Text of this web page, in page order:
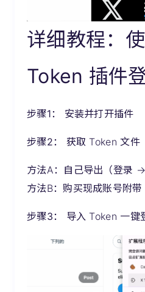
详细教程：
Token 插件
步骤1： 安装并打开插件
步骤2： 获取 Token 文件
方法A：自己导出（登录
方法B：购买现成账号附带
步骤3： 导入 Token 一键